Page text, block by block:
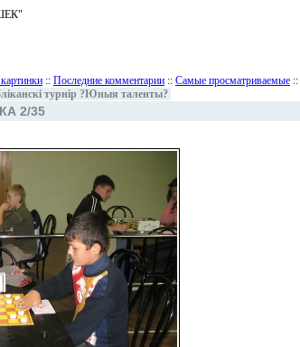
:: Последние комментарии :: Самые просматриваемые ::
турнір ?Юныя таленты?
2/35